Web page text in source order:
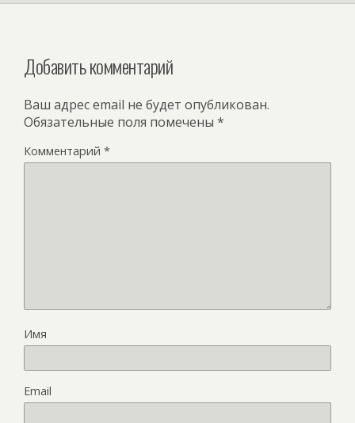
Добавить комментарий
Ваш адрес email не будет опубликован.
Обязательные поля помечены *
Комментарий *
Имя
Email